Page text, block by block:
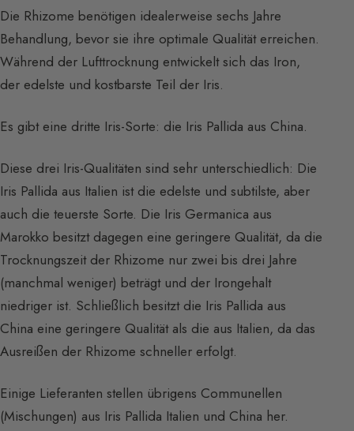
Die Rhizome benötigen idealerweise sechs Jahre
Behandlung, bevor sie ihre optimale Qualität erreichen.
Während der Lufttrocknung entwickelt sich das Iron,
der edelste und kostbarste Teil der Iris.
Es gibt eine dritte Iris-Sorte: die Iris Pallida aus China.
Diese drei Iris-Qualitäten sind sehr unterschiedlich: Die
Iris Pallida aus Italien ist die edelste und subtilste, aber
auch die teuerste Sorte. Die Iris Germanica aus
Marokko besitzt dagegen eine geringere Qualität, da die
Trocknungszeit der Rhizome nur zwei bis drei Jahre
(manchmal weniger) beträgt und der Irongehalt
niedriger ist. Schließlich besitzt die Iris Pallida aus
China eine geringere Qualität als die aus Italien, da das
Ausreißen der Rhizome schneller erfolgt.
Einige Lieferanten stellen übrigens Communellen
(Mischungen) aus Iris Pallida Italien und China her.